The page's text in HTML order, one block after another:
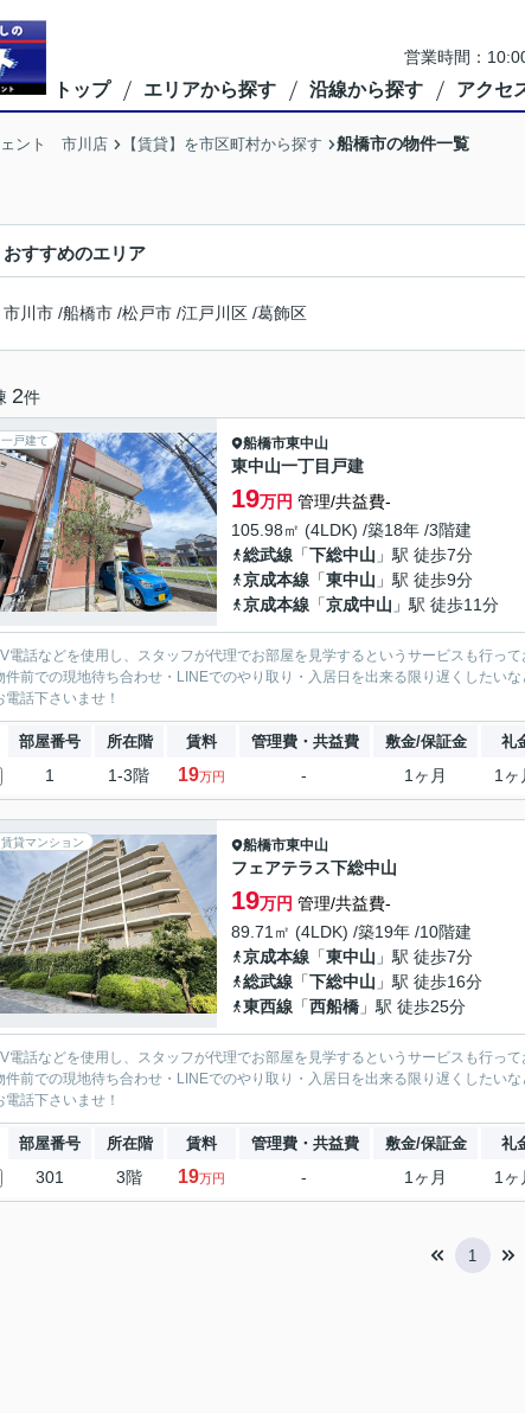
営業時間：
トップ エリアから探す 沿線から探す アクセ
ェント 市川店 【賃貸】を市区町村から探す 船橋市の物件一覧
おすすめのエリア
市川市 /船橋市 /松戸市 /江戸川区 /葛飾区
2件
一戸建て 船橋市東中山
東中山一丁目戸建
19万円 管理/共益費-
105.98㎡ (4LDK) /築18年 /3階建
総武線 「下総中山 」駅 徒歩7分
京成本線 「東中山 」駅 徒歩9分
京成本線 「京成中山 」駅 徒歩11分
電話などを使用し、スタッフが代理でお部屋を見学するというサービスも行って
件前での現地待ち合わせ・LINEでのやり取り・入居日を出来る限り遅くしたい
電話下さいませ！
部屋番号 所在階 賃料 管理費・共益費 敷金/保証金 礼
1 1-3階 19万円 - 1ヶ月 1ヶ
賃貸マンション 船橋市東中山
フェアテラス下総中山
19万円 管理/共益費-
89.71㎡ (4LDK) /築19年 /10階建
京成本線 「東中山 」駅 徒歩7分
総武線 「下総中山 」駅 徒歩16分
東西線 「西船橋 」駅 徒歩25分
電話などを使用し、スタッフが代理でお部屋を見学するというサービスも行って
件前での現地待ち合わせ・LINEでのやり取り・入居日を出来る限り遅くしたい
電話下さいませ！
部屋番号 所在階 賃料 管理費・共益費 敷金/保証金 礼
301 3階 19万円 - 1ヶ月 1ヶ
1